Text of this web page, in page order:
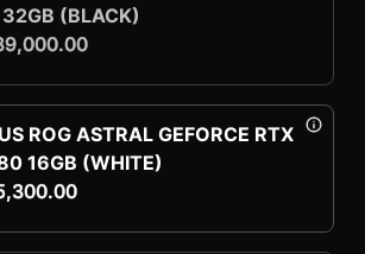
(BLACK)
ROG ASTRAL GEFORCE RTX
16GB (WHITE)